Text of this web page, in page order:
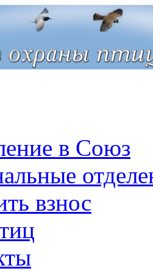
в Союз
взнос